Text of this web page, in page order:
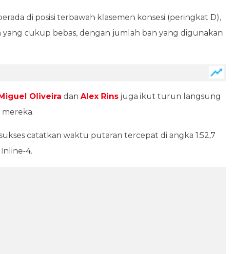
di posisi terbawah klasemen konsesi (peringkat D),
cukup bebas, dengan jumlah ban yang digunakan
Oliveira dan Alex Rins juga ikut turun langsung
catatkan waktu putaran tercepat di angka 1:52,7
4.